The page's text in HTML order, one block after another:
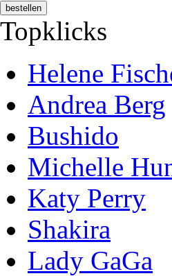
Topklicks
Helene
Andrea Berg
Bushido
Michelle
Katy Perry
Shakira
Lady GaGa